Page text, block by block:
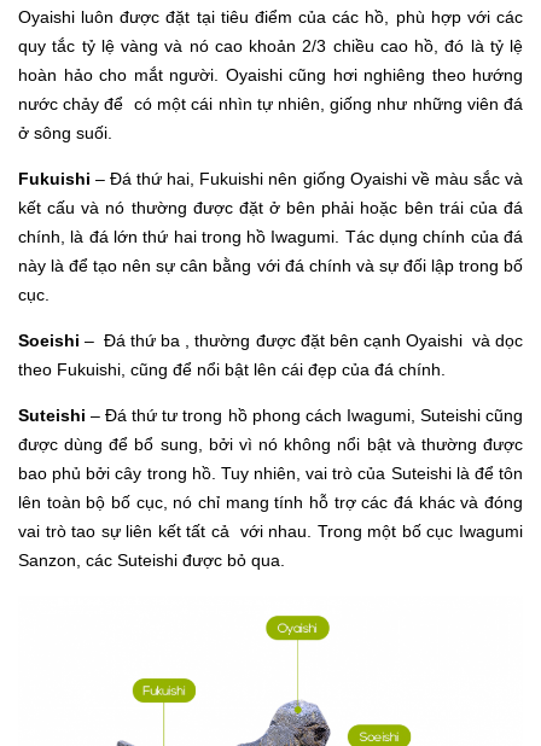
Oyaishi luôn được đặt tại tiêu điểm của các hồ, phù hợp với các
quy tắc tỷ lệ vàng và nó cao khoản 2/3 chiều cao hồ, đó là tỷ lệ
hoàn hảo cho mắt người. Oyaishi cũng hơi nghiêng theo hướng
nước chảy để có một cái nhìn tự nhiên, giống như những viên đá
ở sông suối.
Fukuishi – Đá thứ hai, Fukuishi nên giống Oyaishi về màu sắc và
kết cấu và nó thường được đặt ở bên phải hoặc bên trái của đá
chính, là đá lớn thứ hai trong hồ Iwagumi. Tác dụng chính của đá
này là để tạo nên sự cân bằng với đá chính và sự đối lập trong bố
cục.
Soeishi – Đá thứ ba , thường được đặt bên cạnh Oyaishi và dọc
theo Fukuishi, cũng để nổi bật lên cái đẹp của đá chính.
Suteishi – Đá thứ tư trong hồ phong cách Iwagumi, Suteishi cũng
được dùng để bổ sung, bởi vì nó không nổi bật và thường được
bao phủ bởi cây trong hồ. Tuy nhiên, vai trò của Suteishi là để tôn
lên toàn bộ bố cục, nó chỉ mang tính hỗ trợ các đá khác và đóng
vai trò tao sự liên kết tất cả với nhau. Trong một bố cục Iwagumi
Sanzon, các Suteishi được bỏ qua.